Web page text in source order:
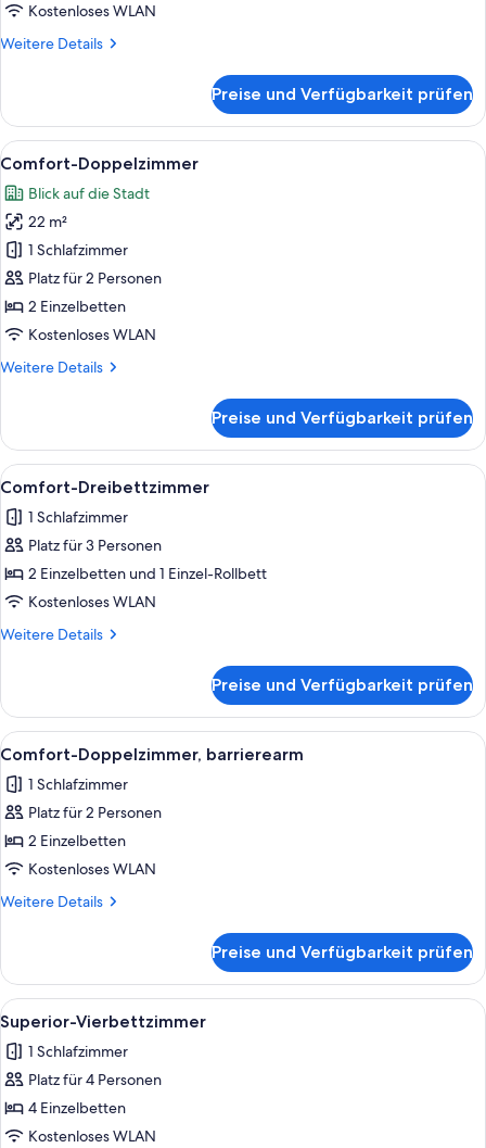
Kostenloses WLAN
Weitere Details
Weitere
Doppelzimmer
Preise und Verfügbarkeit prüfen
Alle
Fotos
für
Comfort-
Doppelzimmer
anzeigen
Ein Hotelzimmer mit einem großen
3
Comfort-Doppelzimmer
Blick auf die Stadt
22 m²
1 Schlafzimmer
Platz für 2 Personen
2 Einzelbetten
Kostenloses WLAN
Weitere Details
Weitere
Doppelzimmer
Preise und Verfügbarkeit prüfen
Alle
Fotos
für
Comfort-
Dreibettzimmer
anzeigen
Ein Hotelzimmer mit zwei Betten,
4
Comfort-Dreibettzimmer
1 Schlafzimmer
Platz für 3 Personen
2 Einzelbetten und 1 Einzel-Rollbett
Kostenloses WLAN
Weitere Details
Weitere
Dreibettzimmer
Preise und Verfügbarkeit prüfen
Alle
Fotos
für
Comfort-
Doppelzimmer,
barrierearm
anzeigen
Ein Hotelzimmer mit einem großen
3
Comfort-Doppelzimmer, barrierearm
1 Schlafzimmer
Platz für 2 Personen
2 Einzelbetten
Kostenloses WLAN
Weitere Details
Weitere
Doppelzimmer,
barrierearm
Preise und Verfügbarkeit prüfen
Alle
Fotos
für
Superior-
Vierbettzimmer
anzeigen
Ein Hotelzimmer mit einem großen
3
Superior-Vierbettzimmer
1 Schlafzimmer
Platz für 4 Personen
4 Einzelbetten
Kostenloses WLAN